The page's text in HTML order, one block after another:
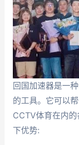
回国加速器是一
的工具。它可以
CCTV体育在内
下优势: